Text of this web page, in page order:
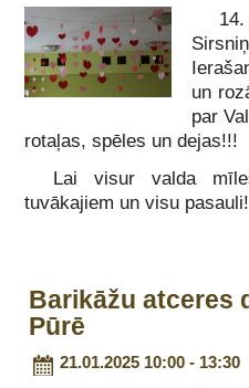
un
par
rotaļas, spēles un dejas!!!
Lai visur valda
tuvākajiem un visu pasauli!
Barikāžu atceres
Pūrē
21.01.2025 10:00 - 13:30